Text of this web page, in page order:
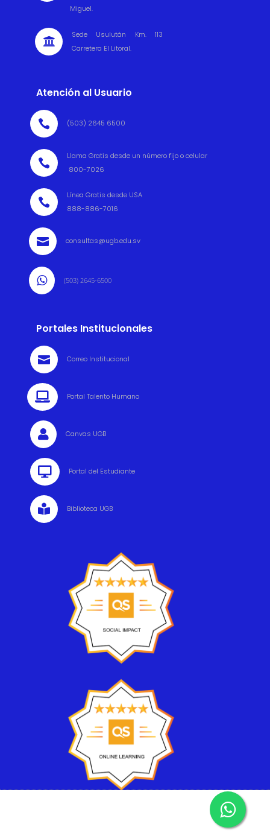
Miguel.

Sede Usulután Km. 113
Carretera El Litoral.
Atención al Usuario
 (503) 2645 6500

Llama Gratis desde un número fijo o celular
800-7026

Línea Gratis desde USA
888-886-7016
 consultas@ugb.edu.sv
 (503) 2645-6500
Portales Institucionales
 Correo Institucional
 Portal Talento Humano
 Canvas UGB
 Portal del Estudiante
 Biblioteca UGB